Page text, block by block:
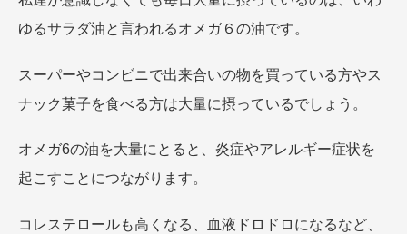
ゆるサラダ油と言われるオメガ６の油です。
スーパーやコンビニで出来合いの物を買っている方やス
ナック菓子を食べる方は大量に摂っているでしょう。
オメガ6の油を大量にとると、炎症やアレルギー症状を
起こすことにつながります。
コレステロールも高くなる、血液ドロドロになるなど、